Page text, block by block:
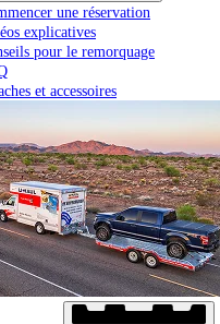
une réservation
explicatives
pour le remorquage
et accessoires